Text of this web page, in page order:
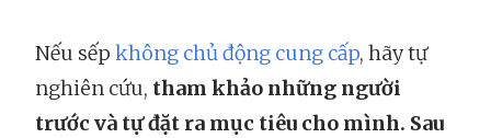
Nếu sếp không chủ động cung cấp, hãy tự
nghiên cứu, tham khảo những người
trước và tự đặt ra mục tiêu cho mình. Sau